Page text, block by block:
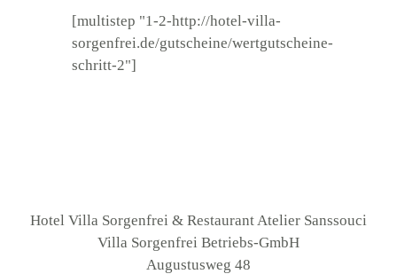
[multistep "1-2-http://hotel-villa-
sorgenfrei.de/gutscheine/wertgutscheine-
schritt-2"]
Hotel Villa Sorgenfrei & Restaurant Atelier Sanssouci
Villa Sorgenfrei Betriebs-GmbH
Augustusweg 48